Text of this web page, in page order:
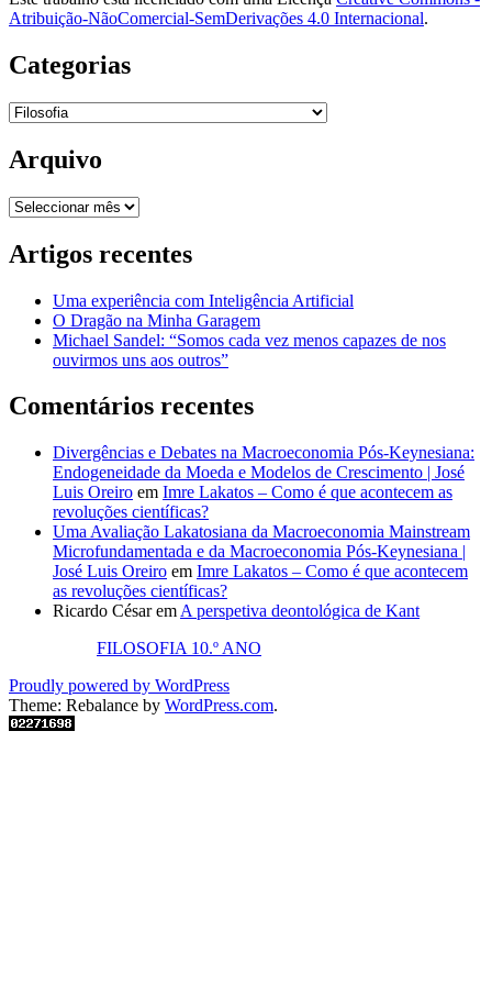
Atribuição-NãoComercial-SemDerivações 4.0 Internacional.
Categorias
Categorias
Arquivo
Arquivo
Artigos recentes
Uma experiência com Inteligência Artificial
O Dragão na Minha Garagem
Michael Sandel: “Somos cada vez menos capazes de nos
ouvirmos uns aos outros”
Comentários recentes
Divergências e Debates na Macroeconomia Pós-Keynesiana:
Endogeneidade da Moeda e Modelos de Crescimento | José
Luis Oreiro em Imre Lakatos – Como é que acontecem as
revoluções científicas?
Uma Avaliação Lakatosiana da Macroeconomia Mainstream
Microfundamentada e da Macroeconomia Pós-Keynesiana |
José Luis Oreiro em Imre Lakatos – Como é que acontecem
as revoluções científicas?
Ricardo Césarem A perspetiva deontológica de Kant
FILOSOFIA 10.º ANO
Proudly powered by WordPress
Theme: Rebalance by WordPress.com.